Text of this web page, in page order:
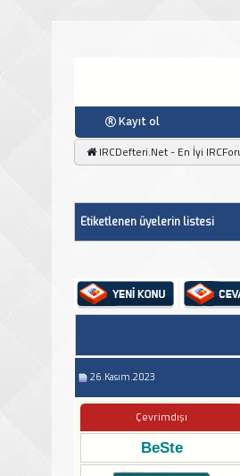
Kayıt ol
IRCDefteri.Net - En İyi
Etiketlenen üyelerin listesi
26.Kasım.2023
Çevrimdışı
BeSte